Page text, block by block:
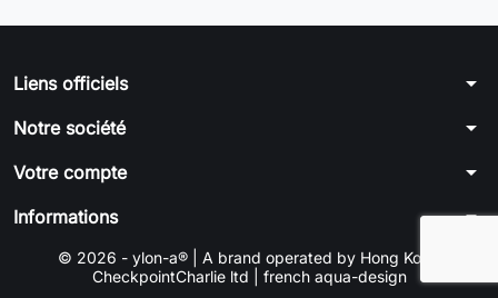
Liens officiels arrow_drop_down
Notre société arrow_drop_down
Votre compte arrow_drop_down
Informations arrow_drop_down
© 2026 - ylon-a® | A brand operated by Hong Kong
CheckpointCharlie ltd | french aqua-design